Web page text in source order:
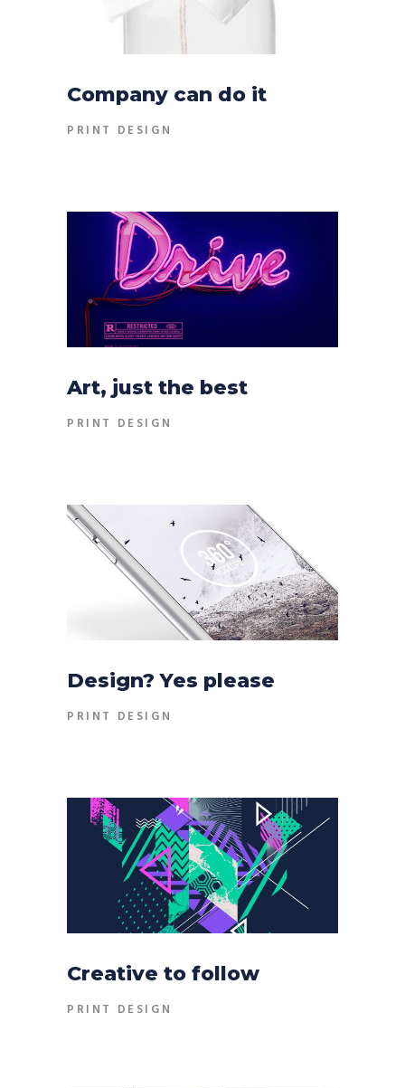
Company can do it
PRINT DESIGN
Art, just the best
PRINT DESIGN
Design? Yes please
PRINT DESIGN
Creative to follow
PRINT DESIGN